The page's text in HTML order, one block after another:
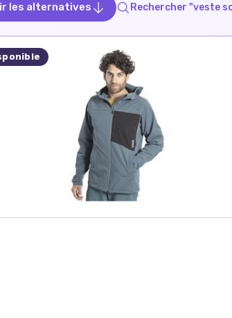
les alternatives Rechercher "veste